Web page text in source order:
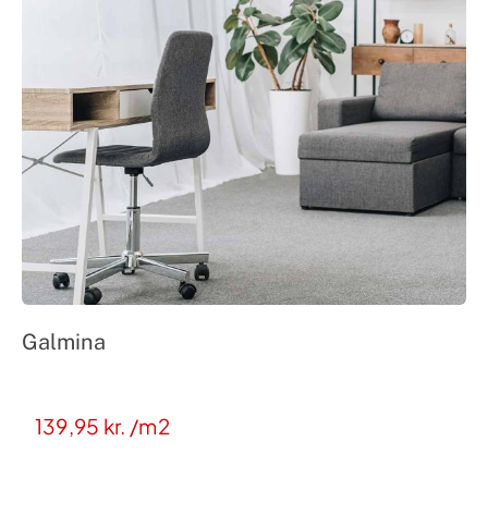
Galmina
139,95 kr. /m2